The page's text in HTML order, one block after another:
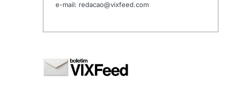
e-mail: redacao@vixfeed.com